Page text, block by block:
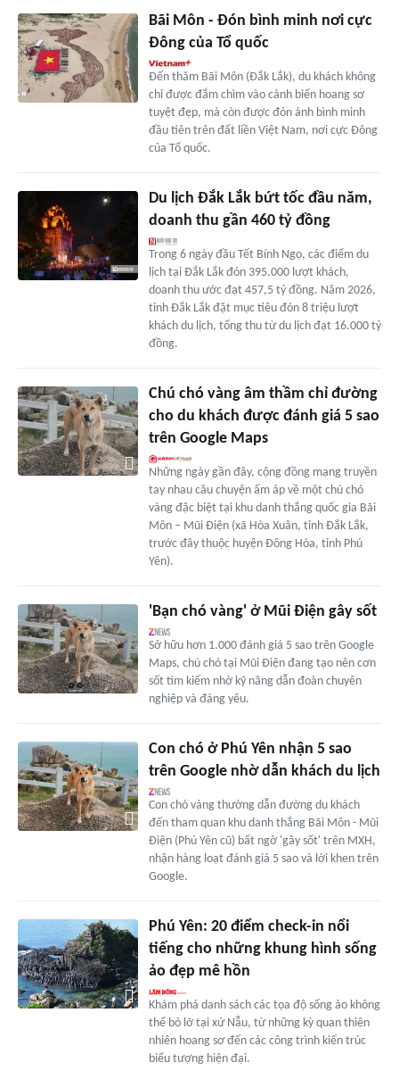
Bãi Môn - Đón bình minh nơi cực
Đông của Tổ quốc
Đến thăm Bãi Môn (Đắk Lắk), du khách không
chỉ được đắm chìm vào cảnh biển hoang sơ
tuyệt đẹp, mà còn được đón ánh bình minh
đầu tiên trên đất liền Việt Nam, nơi cực Đông
của Tổ quốc.
Du lịch Đắk Lắk bứt tốc đầu năm,
doanh thu gần 460 tỷ đồng
Trong 6 ngày đầu Tết Bính Ngọ, các điểm du
lịch tại Đắk Lắk đón 395.000 lượt khách,
doanh thu ước đạt 457,5 tỷ đồng. Năm 2026,
tỉnh Đắk Lắk đặt mục tiêu đón 8 triệu lượt
khách du lịch, tổng thu từ du lịch đạt 16.000 tỷ
đồng.
Chú chó vàng âm thầm chỉ đường
cho du khách được đánh giá 5 sao
trên Google Maps
Những ngày gần đây, cộng đồng mạng truyền
tay nhau câu chuyện ấm áp về một chú chó
vàng đặc biệt tại khu danh thắng quốc gia Bãi
Môn – Mũi Điện (xã Hòa Xuân, tỉnh Đắk Lắk,
trước đây thuộc huyện Đông Hòa, tỉnh Phú
Yên).
'Bạn chó vàng' ở Mũi Điện gây sốt
Sở hữu hơn 1.000 đánh giá 5 sao trên Google
Maps, chú chó tại Mũi Điện đang tạo nên cơn
sốt tìm kiếm nhờ kỹ năng dẫn đoàn chuyên
nghiệp và đáng yêu.
Con chó ở Phú Yên nhận 5 sao
trên Google nhờ dẫn khách du lịch
Con chó vàng thường dẫn đường du khách
đến tham quan khu danh thắng Bãi Môn - Mũi
Điện (Phú Yên cũ) bất ngờ 'gây sốt' trên MXH,
nhận hàng loạt đánh giá 5 sao và lời khen trên
Google.
Phú Yên: 20 điểm check-in nổi
tiếng cho những khung hình sống
ảo đẹp mê hồn
Khám phá danh sách các tọa độ sống ảo không
thể bỏ lỡ tại xứ Nẫu, từ những kỳ quan thiên
nhiên hoang sơ đến các công trình kiến trúc
biểu tượng hiện đại.